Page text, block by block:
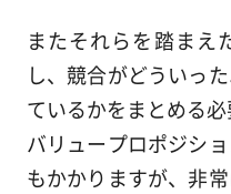
またそれらを踏まえ
し、競合がどういっ
ているかをまとめる必
バリュープロポジシ
もかかりますが、非